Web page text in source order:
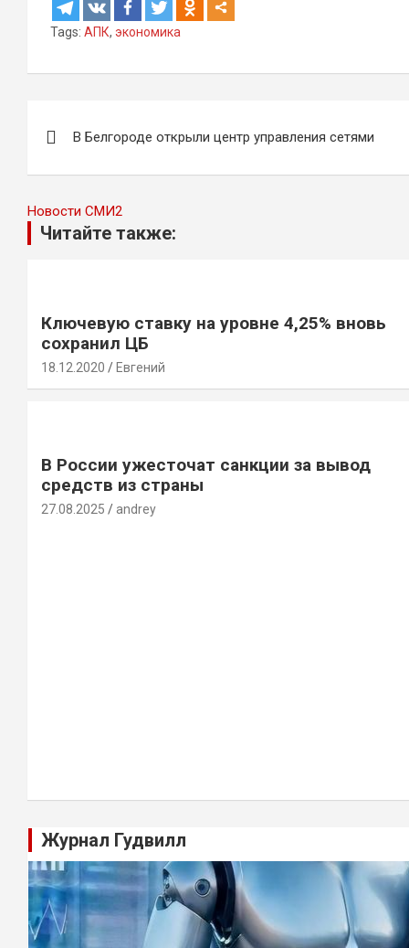
Tags: АПК, экономика
по
В Белгороде открыли центр управления сетями
Новости СМИ2
Читайте также:
Ключевую ставку на уровне 4,25% вновь
сохранил ЦБ
18.12.2020 Евгений
В России ужесточат санкции за вывод
средств из страны
27.08.2025 andrey
Журнал Гудвилл